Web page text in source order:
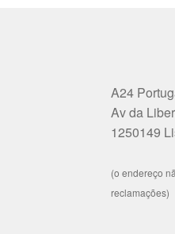
A24
Av da
1250149
(o endereço
reclamações)